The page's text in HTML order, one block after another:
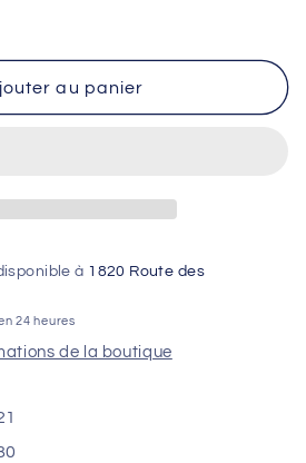
au panier
à 1820 Route des
24 heures
de la boutique